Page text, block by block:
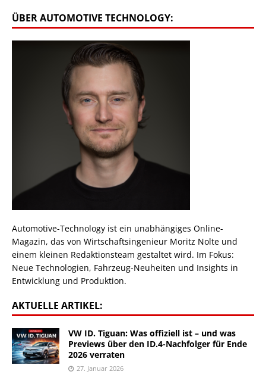
ÜBER AUTOMOTIVE TECHNOLOGY:
Automotive-Technology ist ein unabhängiges Online-
Magazin, das von Wirtschaftsingenieur Moritz Nolte und
einem kleinen Redaktionsteam gestaltet wird. Im Fokus:
Neue Technologien, Fahrzeug-Neuheiten und Insights in
Entwicklung und Produktion.
AKTUELLE ARTIKEL:
VW ID. Tiguan: Was offiziell ist – und was
Previews über den ID.4-Nachfolger für Ende
2026 verraten
27. Januar 2026